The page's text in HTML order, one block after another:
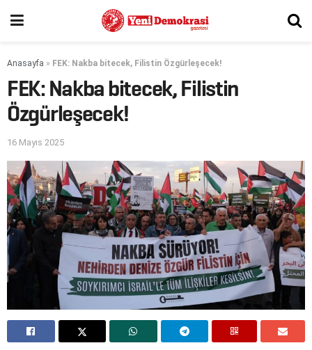
Anasayfa » FEK: Nakba bitecek, Filistin Özgürleşecek!
FEK: Nakba bitecek, Filistin
Özgürleşecek!
16 Mayıs 2025